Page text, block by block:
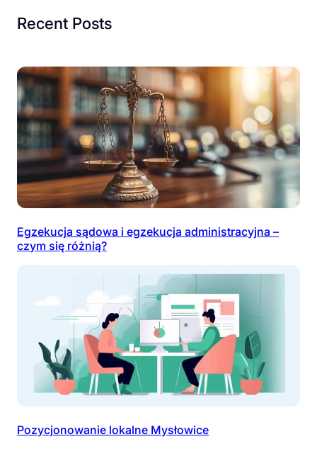
Recent Posts
Egzekucja sądowa i egzekucja administracyjna –
czym się różnią?
Pozycjonowanie lokalne Mysłowice